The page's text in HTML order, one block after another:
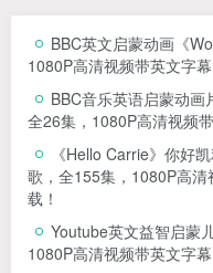
BBC英文启蒙动画《
1080P高清视频带英文字
BBC音乐英语启蒙动画
全26集，1080P高清视频
《Hello Carrie》你好
歌，全155集，1080P高
载！
Youtube英文益智启蒙
1080P高清视频带英文字